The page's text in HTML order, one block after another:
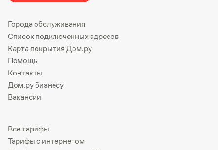
Города обслуживания
Список подключенных адресов
Карта покрытия Дом.ру
Помощь
Контакты
Дом.ру бизнесу
Вакансии
Все тарифы
Тарифы с интернетом